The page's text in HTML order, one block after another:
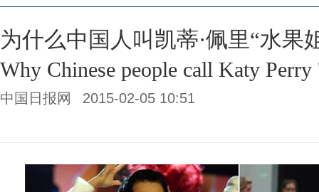
为什么中国人叫凯蒂·佩里“水果
Why Chinese people call Katy
中国日报网 2015-02-05 10:51